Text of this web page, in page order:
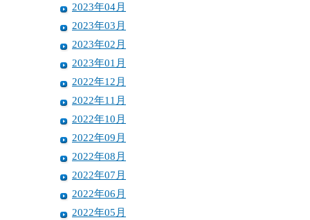
2023年04月
2023年03月
2023年02月
2023年01月
2022年12月
2022年11月
2022年10月
2022年09月
2022年08月
2022年07月
2022年06月
2022年05月